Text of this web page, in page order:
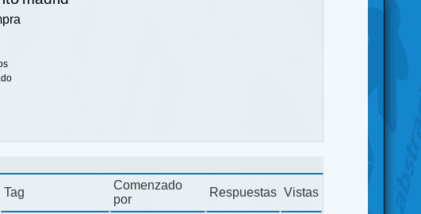
Tag
Comenzado
por
Respuestas Vistas